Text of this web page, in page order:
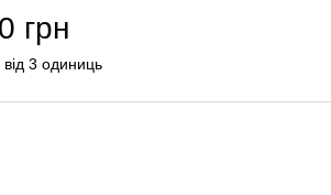
грн
від 3 одиниць